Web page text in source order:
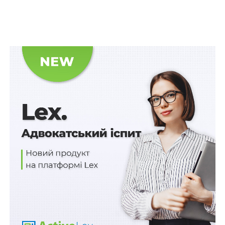
набрання чинності постановою № 314 не закінчився.
У касаційній скарзі відповідач зазначав, що паспорт
прив’язки ТС не є дозвільним документом в
розумінні положень законів України№ 2806-IVта
«Про Перелік документів дозвільного характеру у
№ 3392-VI , а отже на
спірні правовідносини не поширюється дія постанови
№ 314
Верховний Суд вказав, що вичерпний перелік
документів дозвільного характеру у сфері
господарської діяльності визначений удодаткудо
Закону № 3392-VI, у якому відсутній паспорт
прив’язки ТС.